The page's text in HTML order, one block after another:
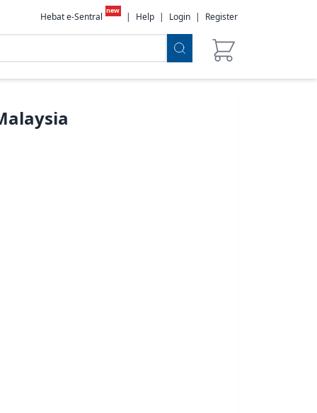
Hebat e-Sentral
new
| Help | Login | Register